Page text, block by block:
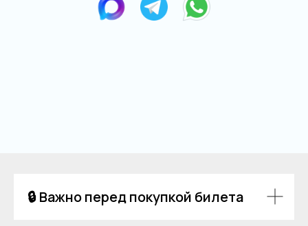
🔒 Важно перед покупкой билета